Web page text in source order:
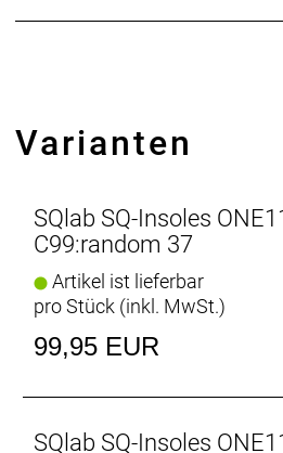
der unterschiedlichen Fußtypen
Normal-, Plattfuß) und
Varianten
SQlab SQ-Insoles
C99:random 37
Artikel ist lieferbar
pro Stück (inkl. MwSt.)
99,95 EUR
SQlab SQ-Insoles